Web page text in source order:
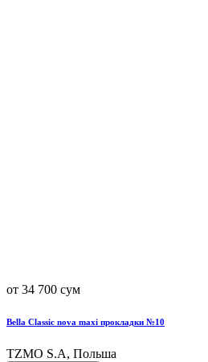
от 34 700 сум
Bella Classic nova maxi прокладки №10
TZMO S.A, Польша